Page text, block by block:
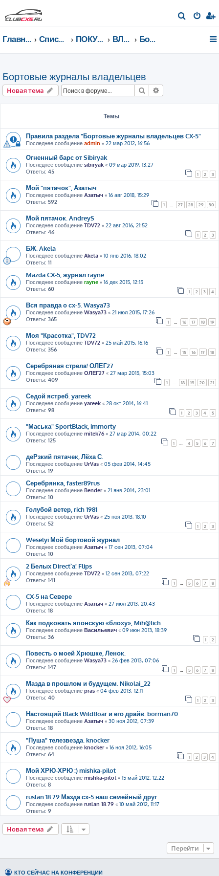
о
Главная страница Список форумов ПОКУПКА MAZDA CX-5 ВЛАДЕЛЬЦЫ Mazda CX-5 Бортовые журналы владельцев
Бортовые журналы владельцев
Новая тема Поиск
Темы
Правила раздела "Бортовые журналы владельцев CX-5"
Последнее сообщение admin « 22 мар 2012, 16:56
Огненный барс от Sibiryak
Последнее сообщение sibiryak « 09 мар 2019, 13:27
Ответы: 45 1 2 3
Мой "пятачок", Азатыч
Последнее сообщение Азатыч « 16 авг 2018, 15:29
Ответы: 592 1 27 28 29 30
Мой пятачок. AndreyS
Последнее сообщение TDV72 « 22 авг 2016, 21:52
Ответы: 46 1 2 3
БЖ. Akela
Последнее сообщение Akela « 10 янв 2016, 18:02
Ответы: 11
Mazda CX-5, журнал rayne
Последнее сообщение rayne « 16 дек 2015, 12:15
Ответы: 60 1 2 3 4
Вся правда о сх-5. Wasya73
Последнее сообщение Wasya73 « 21 июл 2015, 17:26
Ответы: 365 1 16 17 18 19
Моя "Красотка", TDV72
Последнее сообщение TDV72 « 25 май 2015, 16:16
Ответы: 356 1 15 16 17 18
Серебряная стрела! ОЛЕГ27
Последнее сообщение ОЛЕГ27 « 27 мар 2015, 15:03
Ответы: 409 1 18 19 20 21
Седой ястреб. yareek
Последнее сообщение yareek « 28 окт 2014, 16:41
Ответы: 98 1 2 3 4 5
"Маська" SportBlack, immorty
Последнее сообщение mitek76« 27 мар 2014, 00:22
Ответы: 125 1 4 5 6 7
деРзкий пятачек, Лёха С.
Последнее сообщение UrVas « 05 фев 2014, 14:45
Ответы: 19
Серебрянка, faster89rus
Последнее сообщение Bender« 21 янв 2014, 23:01
Ответы: 10
Голубой ветер, rich 1981
Последнее сообщение UrVas « 25 ноя 2013, 18:10
Ответы: 52 1 2 3
Weselyi Мой бортовой журнал
Последнее сообщение Азатыч « 17 сен 2013, 07:04
Ответы: 10
2 Белых Direct`a! Flips
Последнее сообщение TDV72 « 12 сен 2013, 07:22
Ответы: 141 1 5 6 7 8
CX-5 на Севере
Последнее сообщение Азатыч « 27 июл 2013, 20:43
Ответы: 18
Как подковать японскую «блоху», Mih@lich.
Последнее сообщение Васильевич « 09 июн 2013, 18:39
Ответы: 36 1 2
Повесть о моей Хрюшке, Ленок.
Последнее сообщение Wasya73 « 26 фев 2013, 07:06
Ответы: 147 1 5 6 7 8
Мазда в прошлом и будущем. Nikolai_22
Последнее сообщение pras « 04 фев 2013, 12:11
Ответы: 40 1 2 3
Настоящий Black WildBoar и его драйв. borman70
Последнее сообщение Азатыч « 30 ноя 2012, 07:39
Ответы: 18
"Пуша" телезвезда. knocker
Последнее сообщение knocker« 16 ноя 2012, 16:05
Ответы: 64 1 2 3 4
Мой ХРЮ-ХРЮ :) mishka-pilot
Последнее сообщение mishka-pilot « 15 май 2012, 12:22
Ответы: 8
ruslan 18.79 Мазда сх-5 наш семейный друг.
Последнее сообщение ruslan 18.79 « 10 май 2012, 11:17
Ответы: 9
Новая тема
Перейти
КТО СЕЙЧАС НА КОНФЕРЕНЦИИ